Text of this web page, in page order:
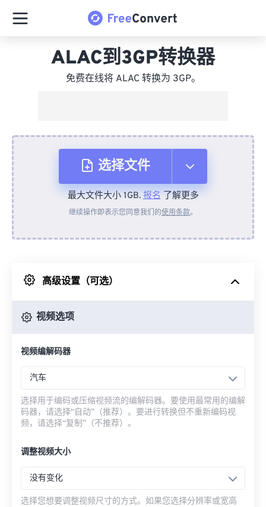
ALAC到3GP转换器
免费在线将 ALAC 转换为 3GP。
选择文件
从设备
来自 Google Drive
最大文件大小 1GB.报名了解更多
继续操作即表示您同意我们的使用条款。
高级设置（可选）
视频选项
视频编解码器
汽车
选择用于编码或压缩视频流的编解码器。要使用最常用的编解
码器，请选择“自动”（推荐）。要进行转换但不重新编码视
频，请选择“复制”（不推荐）。
调整视频大小
没有变化
选择您想要调整视频尺寸的方式。如果您选择分辨率或宽高